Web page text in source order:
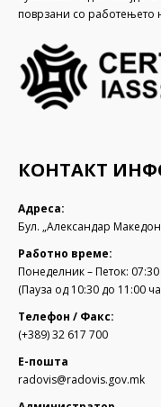
поврзани со работењето
КОНТАКТ
Адреса:
Бул. „Александар
Работно време:
Понеделник – Петок: 07:30
(Пауза од 10:30 до 11:00
Телефон / Факс:
(+389) 32 617 700
Е-пошта
radovis@radovis.gov.mk